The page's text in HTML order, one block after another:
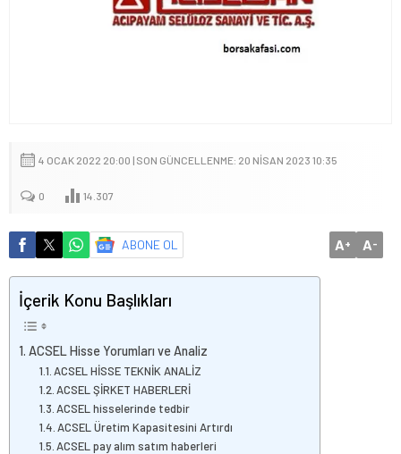
4 OCAK 2022 20:00 | SON GÜNCELLENME: 20 NISAN 2023 10:35
0 14.307
ABONE OL A+ A-
İçerik Konu Başlıkları
ACSEL Hisse Yorumları ve Analiz
ACSEL HİSSE TEKNİK ANALİZ
ACSEL ŞİRKET HABERLERİ
ACSEL hisselerinde tedbir
ACSEL Üretim Kapasitesini Artırdı
ACSEL pay alım satım haberleri